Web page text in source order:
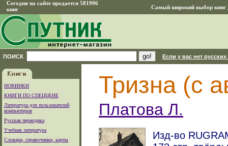
Сегодня на сайте продается 581996
книг
Самый широкий выбор книг
ПОИСК Если у вас нет
НОВИНКИ
КНИГИ ПО СПЕЦЦЕНЕ
Литература для пользователей
компьютеров
Русская периодика
Учебная литература
Словари, справочники, карты
Тризна (с
Платова Л.
Изд-во